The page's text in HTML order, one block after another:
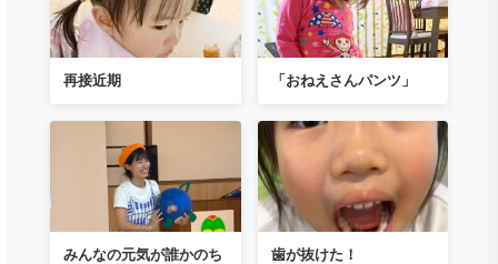
再接近期 「おねえさんパンツ」
みんなの元気が誰かのち
歯が抜けた！